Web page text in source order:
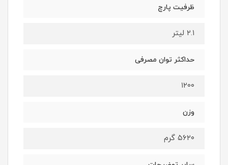
ظرفیت پارچ
۲.۱ لیتر
حداکثر توان مصرفی
۱۲۰۰
وزن
۵۶۲۰ گرم